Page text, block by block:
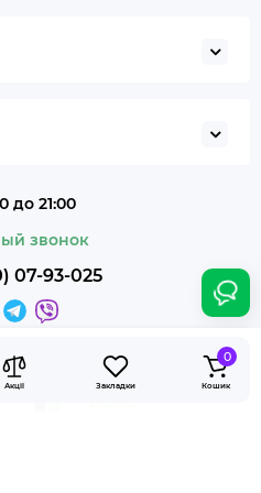
Акції Закладки
0
Кошик
до 21:00
звонок
07-93-025